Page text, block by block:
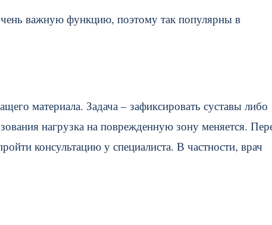
важную функцию, поэтому так популярны в
материала. Задача – зафиксировать суставы либо
нагрузка на поврежденную зону меняется.
консультацию у специалиста. В частности, врач